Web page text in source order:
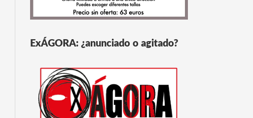
ExÁGORA: ¿anunciado o agitado?